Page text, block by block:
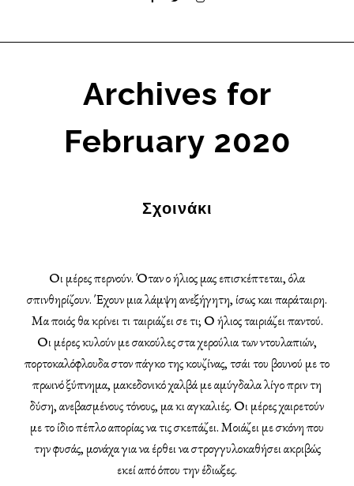
Archives for
February 2020
Σχοινάκι
Οι μέρες περνούν. Όταν ο ήλιος μας επισκέπτεται, όλα
σπινθηρίζουν. Έχουν μια λάμψη ανεξήγητη, ίσως και παράταιρη.
Μα ποιός θα κρίνει τι ταιριάζει σε τι; Ο ήλιος ταιριάζει παντού.
Οι μέρες κυλούν με σακούλες στα χερούλια των ντουλαπιών,
πορτοκαλόφλουδα στον πάγκο της κουζίνας, τσάι του βουνού με το
πρωινό ξύπνημα, μακεδονικό χαλβά με αμύγδαλα λίγο πριν τη
δύση, ανεβασμένους τόνους, μα κι αγκαλιές. Οι μέρες χαιρετούν
με το ίδιο πέπλο απορίας να τις σκεπάζει. Μοιάζει με σκόνη που
την φυσάς, μονάχα για να έρθει να στρογγυλοκαθήσει ακριβώς
εκεί από όπου την έδιωξες.